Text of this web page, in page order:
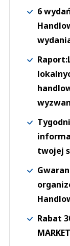
6
twojej
Rabat
MARKET